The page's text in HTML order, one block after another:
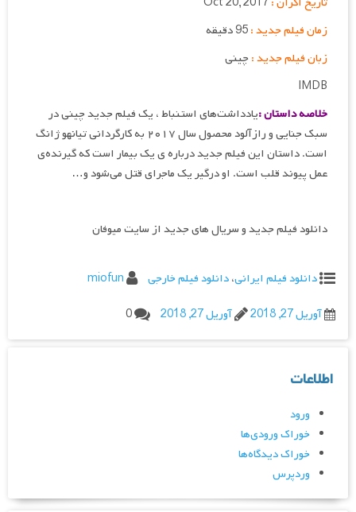
زمان فیلم جدید :
زبان فیلم جدید : چینی
IMDB
خلاصه داستان :یادداشت‌های استنباط ، یک فیلم جدید چینی در
سبک جنایی و رازآلود محصول سال ۲۰۱۷ به کارگردانی تیانهو ژانگ
است. داستان این فیلم جدید درباره ی یک بیمار است که گیرنده‌ی
عمل پیوند قلب است. او درگیر یک ماجرای قتل می‌شود و…
دانلود فیلم جدید و سریال های جدید از سایت میوفان
دانلود فیلم ایرانی،دانلود فیلم خارجی
miofun
آوریل 27, 2018
آوریل 27, 2018 0
اطلاعات
ورود
خوراک ورودی‌ها
خوراک دیدگاه‌ها
وردپرس